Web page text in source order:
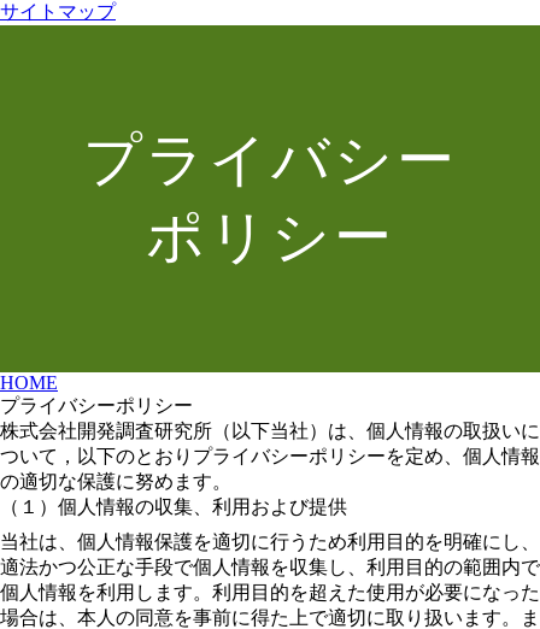
サイトマップ
プライバシー
ポリシー
HOME
プライバシーポリシー
株式会社開発調査研究所（以下当社）は、個人情報の取扱いに
ついて，以下のとおりプライバシーポリシーを定め、個人情報
の適切な保護に努めます。
（１）個人情報の収集、利用および提供
当社は、個人情報保護を適切に行うため利用目的を明確にし、
適法かつ公正な手段で個人情報を収集し、利用目的の範囲内で
個人情報を利用します。利用目的を超えた使用が必要になった
場合は、本人の同意を事前に得た上で適切に取り扱います。ま